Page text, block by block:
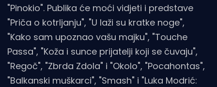
"Pinokio". Publika će moći vidjeti i predstave
"Priča o kotrljanju", "U laži su kratke noge",
"Kako sam upoznao vašu majku", "Touche
Passa", "Koža i sunce prijatelji koji se čuvaju",
"Regoč", "Zbrda Zdola" i "Okolo", "Pocahontas",
"Balkanski muškarci", "Smash" i "Luka Modrić: